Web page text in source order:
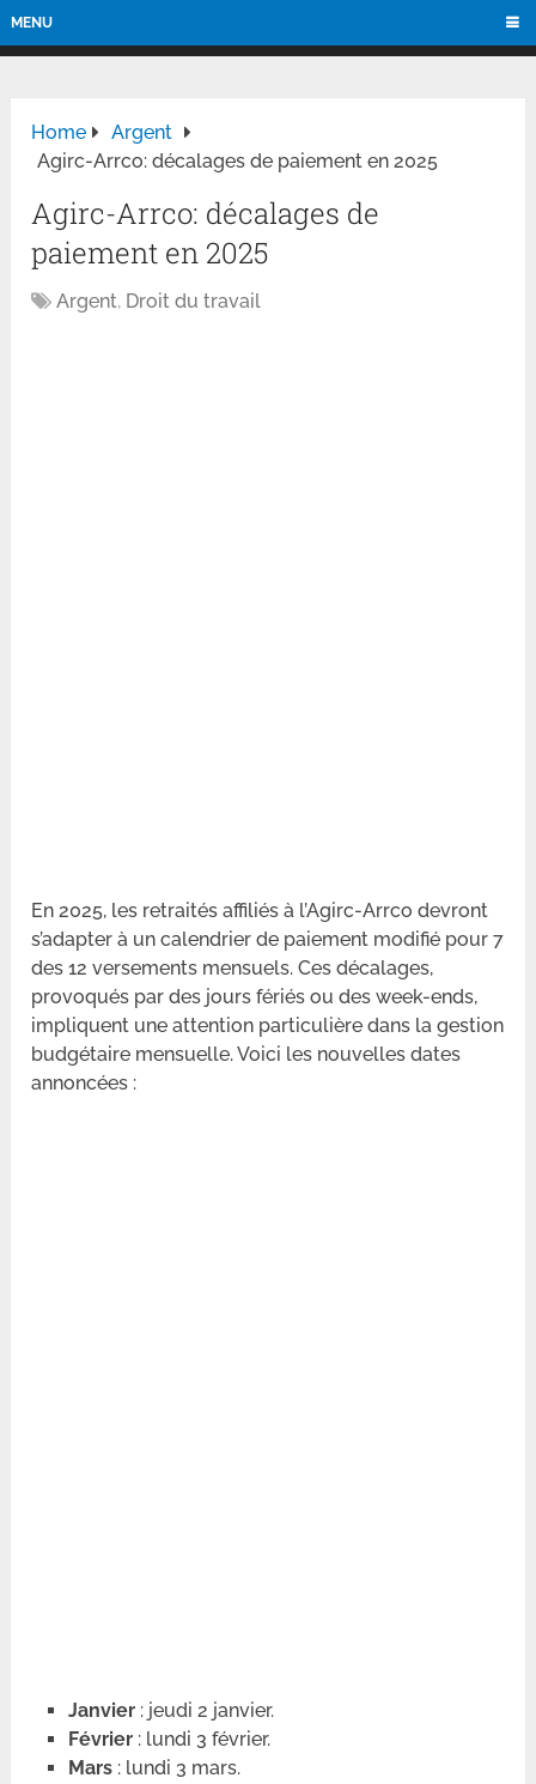
MENU
Home
Argent
Agirc-Arrco: décalages de paiement en 2025
Agirc-Arrco: décalages de
paiement en 2025
Argent, Droit du travail
En 2025, les retraités affiliés à l’Agirc-Arrco devront
s’adapter à un calendrier de paiement modifié pour 7
des 12 versements mensuels. Ces décalages,
provoqués par des jours fériés ou des week-ends,
impliquent une attention particulière dans la gestion
budgétaire mensuelle. Voici les nouvelles dates
annoncées :
Janvier: jeudi 2 janvier.
Février: lundi 3 février.
Mars: lundi 3 mars.